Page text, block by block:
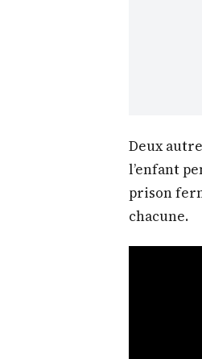
Deux
l’enfant
prison
chacune.